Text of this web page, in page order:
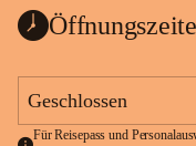
Geschlossen
Für Reisepass und